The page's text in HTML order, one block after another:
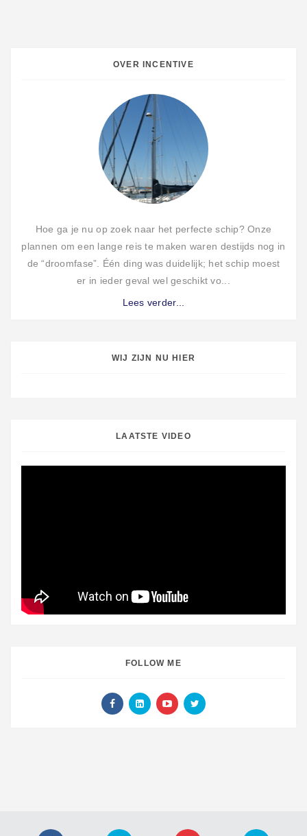
OVER INCENTIVE
Hoe ga je nu op zoek naar het perfecte schip? Onze
plannen om een lange reis te maken waren destijds nog in
de “droomfase”. Één ding was duidelijk; het schip moest
er in ieder geval wel geschikt vo...
Lees verder...
WIJ ZIJN NU HIER
LAATSTE VIDEO
FOLLOW ME